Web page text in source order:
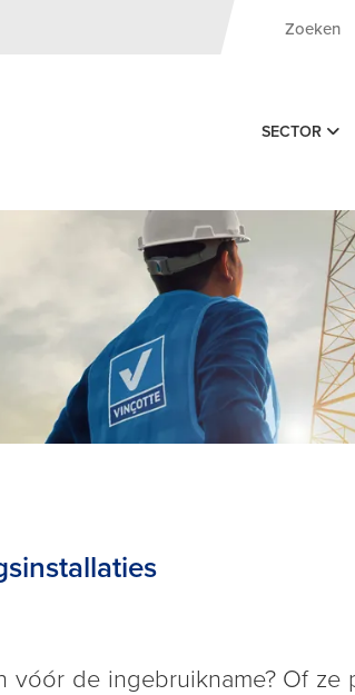
SECTOR
vóór de ingebruikname? Of